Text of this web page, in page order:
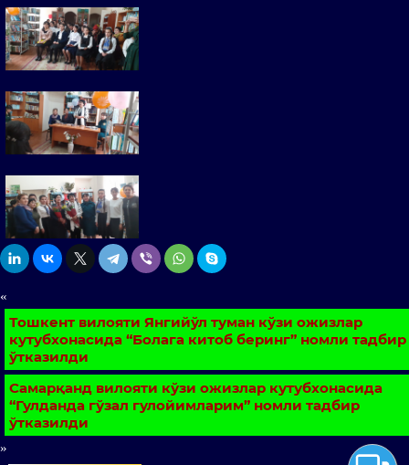
«
Тошкент вилояти Янгийўл туман кўзи ожизлар
кутубхонасида “Болага китоб беринг” номли тадбир
ўтказилди
Самарқанд вилояти кўзи ожизлар кутубхонасида
“Гулданда гўзал гулойимларим” номли тадбир
ўтказилди
»
Chat